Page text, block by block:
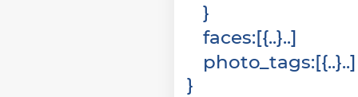
}
faces:[{ } ]
photo_tags:[{ } ]
}